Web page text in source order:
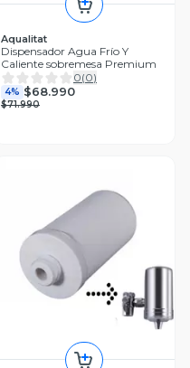
Aqualitat
Dispensador Agua Frío Y
Caliente sobremesa Premium
0(0)
4% $68.990
$71.990